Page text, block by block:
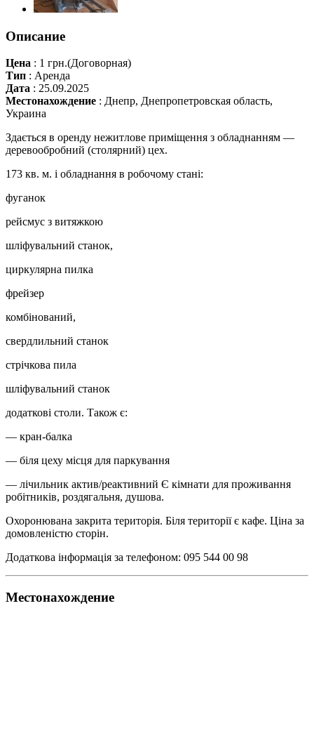
Описание
Цена : 1 грн.(Договорная)
Тип : Аренда
Дата : 25.09.2025
Местонахождение : Днепр, Днепропетровская область,
Украина
Здається в оренду нежитлове приміщення з обладнанням —
деревообробний (столярний) цех.
173 кв. м. і обладнання в робочому стані:
фуганок
рейсмус з витяжкою
шліфувальний станок,
циркулярна пилка
фрейзер
комбінований,
свердлильний станок
стрічкова пила
шліфувальний станок
додаткові столи. Також є:
— кран-балка
— біля цеху місця для паркування
— лічильник актив/реактивний Є кімнати для проживання
робітників, роздягальня, душова.
Охоронювана закрита територія. Біля території є кафе. Ціна за
домовленістю сторін.
Додаткова інформація за телефоном: 095 544 00 98
Местонахождение